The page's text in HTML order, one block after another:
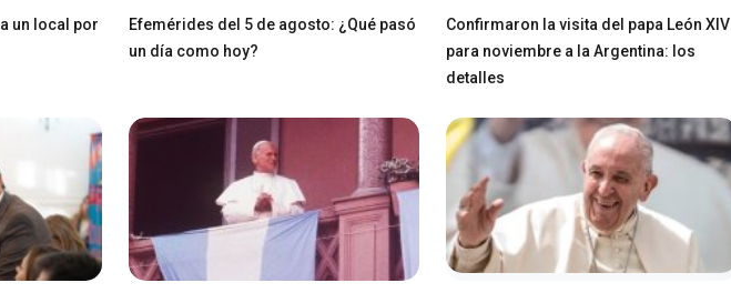
un local por
Efemérides del 5 de agosto: ¿Qué pasó
un día como hoy?
Confirmaron la visita del papa León XIV
para noviembre a la Argentina: los
detalles